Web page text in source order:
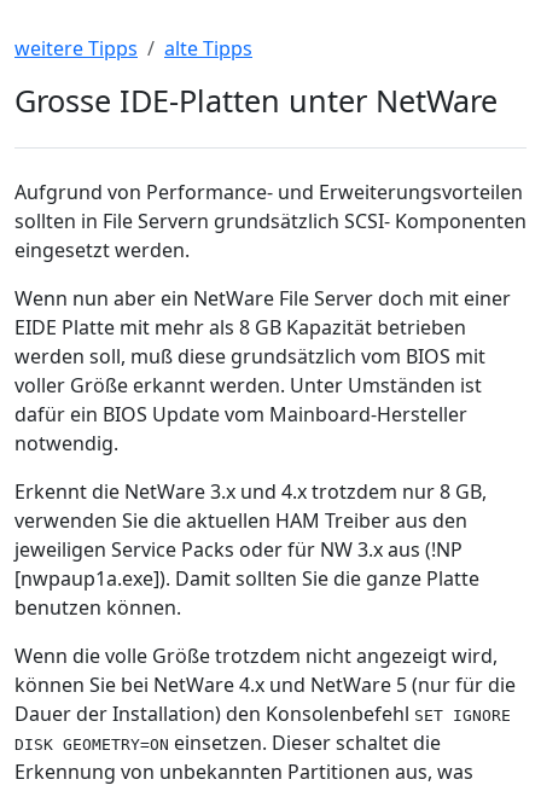
weitere Tipps alte Tipps
Grosse IDE-Platten unter NetWare
Aufgrund von Performance- und Erweiterungsvorteilen
sollten in File Servern grundsätzlich SCSI- Komponenten
eingesetzt werden.
Wenn nun aber ein NetWare File Server doch mit einer
EIDE Platte mit mehr als 8 GB Kapazität betrieben
werden soll, muß diese grundsätzlich vom BIOS mit
voller Größe erkannt werden. Unter Umständen ist
dafür ein BIOS Update vom Mainboard-Hersteller
notwendig.
Erkennt die NetWare 3.x und 4.x trotzdem nur 8 GB,
verwenden Sie die aktuellen HAM Treiber aus den
jeweiligen Service Packs oder für NW 3.x aus (!NP
[nwpaup1a.exe]). Damit sollten Sie die ganze Platte
benutzen können.
Wenn die volle Größe trotzdem nicht angezeigt wird,
können Sie bei NetWare 4.x und NetWare 5 (nur für die
Dauer der Installation) den Konsolenbefehl SET IGNORE
DISK GEOMETRY=ON einsetzen. Dieser schaltet die
Erkennung von unbekannten Partitionen aus, was